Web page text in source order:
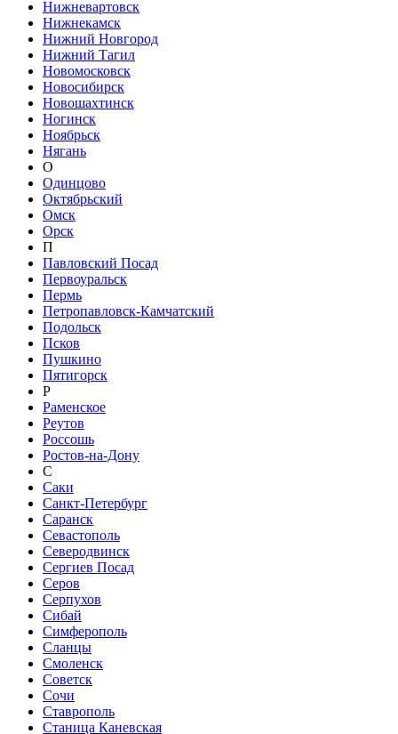
Нижневартовск
Нижнекамск
Нижний Новгород
Нижний Тагил
Новомосковск
Новосибирск
Новошахтинск
Ногинск
Ноябрьск
Нягань
О
Одинцово
Октябрьский
Омск
Орск
П
Павловский Посад
Первоуральск
Пермь
Петропавловск-Камчатский
Подольск
Псков
Пушкино
Пятигорск
Р
Раменское
Реутов
Россошь
Ростов-на-Дону
С
Саки
Санкт-Петербург
Саранск
Севастополь
Северодвинск
Сергиев Посад
Серов
Серпухов
Сибай
Симферополь
Сланцы
Смоленск
Советск
Сочи
Ставрополь
Станица Каневская